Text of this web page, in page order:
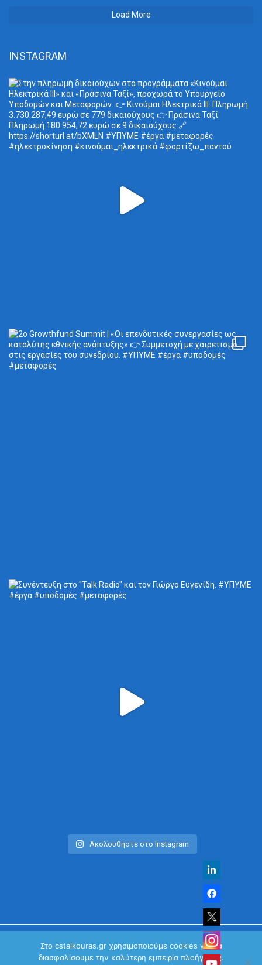
Load More
INSTAGRAM
Ακολουθήστε στο Instagram
© Χρήστος Σταϊκούρας | All Rights Reserved 2026
Στο cstaikouras.gr χρησιμοποιούμε cookies για να
διασφαλίσουμε την καλύτερη εμπειρία πλοήγησης.